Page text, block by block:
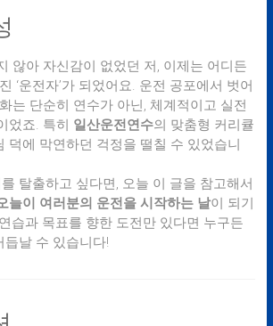
않아 자신감이 없었던 저, 이제는 어디든
‘운전자’가 되었어요. 운전 공포에서 벗어
는 단순히 연수가 아닌, 체계적이고 실전
었죠. 특히 일산운전연수의 맞춤형 커리큘
덕에 막연하던 걱정을 떨칠 수 있었습니
탈출하고 싶다면, 오늘 이 글을 참고해서
늘이 여러분의 운전을 시작하는 날이 되기
습과 목표를 향한 도전만 있다면 누구든
날 수 있습니다!